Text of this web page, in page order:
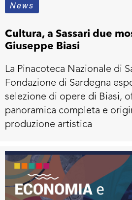
News
Cultura, a Sassari due
Giuseppe Biasi
La Pinacoteca Nazionale di
Fondazione di Sardegna
selezione di opere di Biasi,
panoramica completa e
produzione artistica